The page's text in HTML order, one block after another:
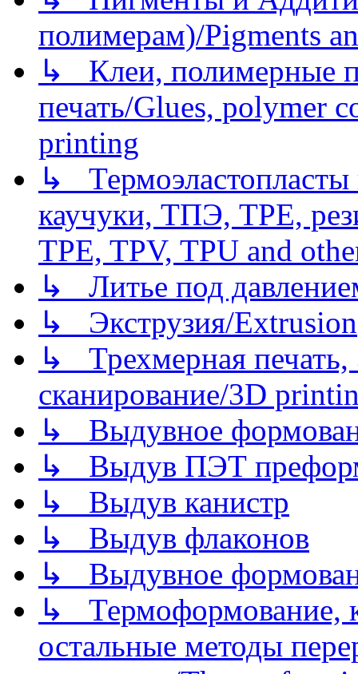
полимерам)/Pigments
↳ Клеи, полимерные
печать/Glues, polymer
printing
↳
каучуки, ТПЭ, TPE,
TPE, TPV, TPU and
↳ Литье под
↳ Экструзия/Extrusion
↳ Трехмерная
сканирование/3D
↳ Выдувное
↳ Выдув ПЭТ
↳ Выдув канистр
↳ Выдув флаконов
↳ Выдувное
↳ Термоформование,
остальные методы